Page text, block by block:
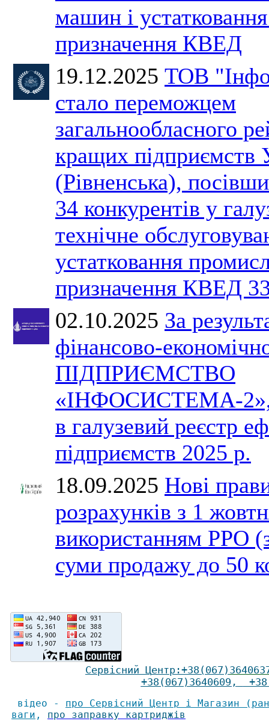
машин і
призначення КВЕД
19.12.2025 ТОВ
стало переможцем
загальнообласного
кращих підприємств
(Рівненська),
34 конкурентів у
технічне
устатковання
призначення КВЕД
02.10.2025 За
фінансово-
ПІДПРИЄМСТВО
«ІНФОСИСТЕМА-2»,
в галузевий реєстр
підприємств 2025 р.
18.09.2025 Нові
розрахунків з 1
використанням РРО
суми продажу до 50
Сервісний Центр :+38(067)
+38(067)3640609 ,
відео - про Сервісний Центр і Магазин
ваги , про заправку картриджів